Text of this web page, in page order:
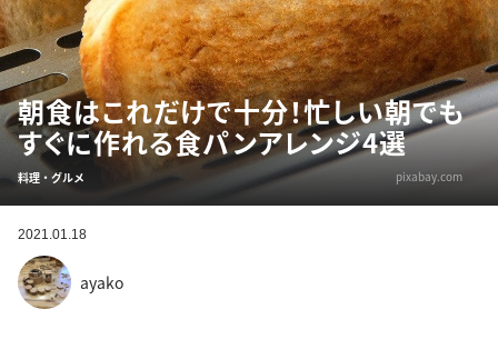
朝食はこれだけで十分！忙しい朝でも
すぐに作れる食パンアレンジ4選
料理・グルメ pixabay.com
2021.01.18
ayako